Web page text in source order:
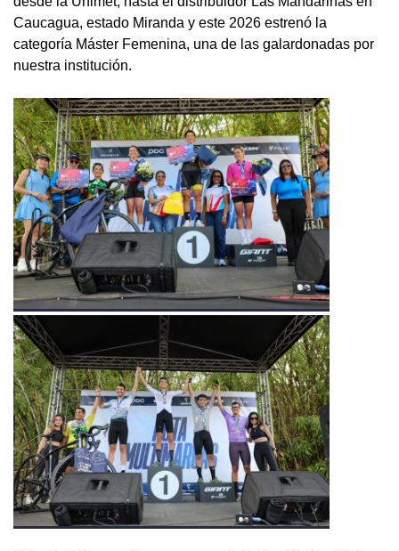
Caucagua, estado Miranda y este 2026 estrenó la
categoría Máster Femenina, una de las galardonadas por
nuestra institución.